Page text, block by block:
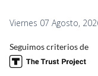
Viernes 07 Agosto,
Seguimos criterios de